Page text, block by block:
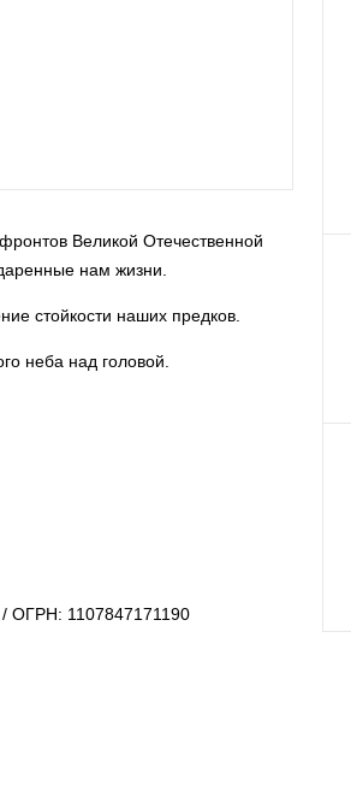
Великой Отечественной
нам жизни.
стойкости наших предков.
неба над головой.
ОГРН: 1107847171190